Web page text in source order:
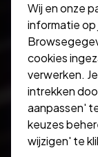
Wij en onze
informatie op
cookies
verwerken.
intrekken
aanpassen'
keuzes
wijzigen' te